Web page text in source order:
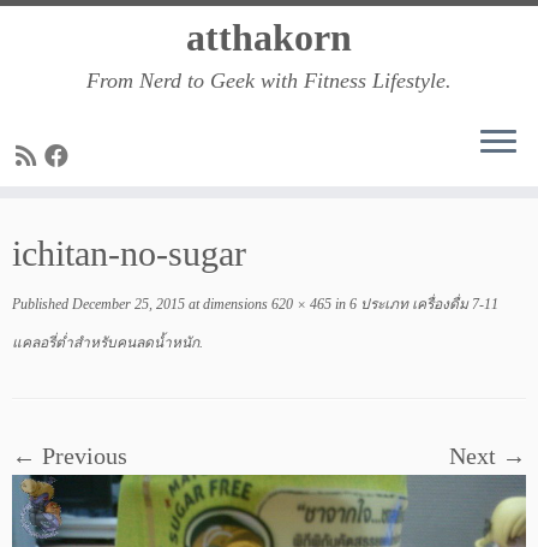
atthakorn
From Nerd to Geek with Fitness Lifestyle.
ichitan-no-sugar
Published December 25, 2015 at dimensions 620 × 465 in 6 ประเภท เครื่องดื่ม 7-11
แคลอรี่ต่ำสำหรับคนลดน้ำหนัก.
← Previous Next →